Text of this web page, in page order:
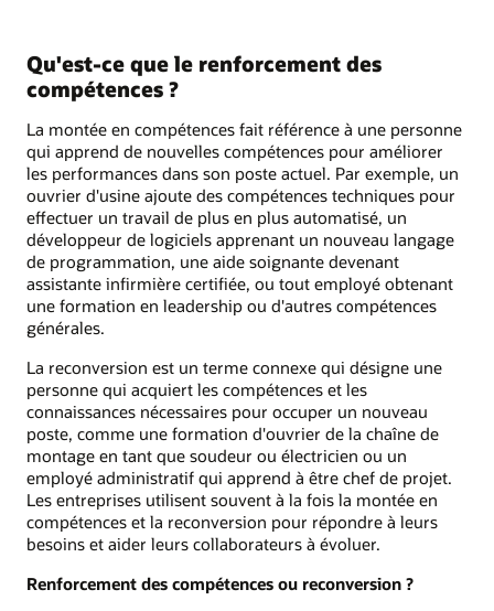
Qu'est-ce que le renforcement des
compétences ?
La montée en compétences fait référence à une personne
qui apprend de nouvelles compétences pour améliorer
les performances dans son poste actuel. Par exemple, un
ouvrier d'usine ajoute des compétences techniques pour
effectuer un travail de plus en plus automatisé, un
développeur de logiciels apprenant un nouveau langage
de programmation, une aide soignante devenant
assistante infirmière certifiée, ou tout employé obtenant
une formation en leadership ou d'autres compétences
générales.
La reconversion est un terme connexe qui désigne une
personne qui acquiert les compétences et les
connaissances nécessaires pour occuper un nouveau
poste, comme une formation d'ouvrier de la chaîne de
montage en tant que soudeur ou électricien ou un
employé administratif qui apprend à être chef de projet.
Les entreprises utilisent souvent à la fois la montée en
compétences et la reconversion pour répondre à leurs
besoins et aider leurs collaborateurs à évoluer.
Renforcement des compétences ou reconversion ?